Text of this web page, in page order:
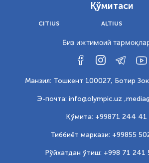
Қўмитаси
CITIUS ALTIUS
Биз ижтимоий
Манзил: Тошкент 100027, Ботир
Э-почта: info@olympic.uz ,
Қўмита: +99871 244 41
Тиббиёт маркази: +99855
Рўйхатдан ўтиш: +998 71